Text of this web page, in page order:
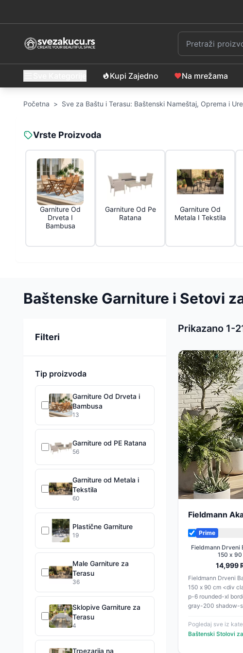
Kupi Zajedno Na mrežama
Početna > Sve za Baštu i Terasu: Baštenski Nameštaj, Oprema i
Vrste Proizvoda
Garniture Od
Drveta I
Bambusa
Garniture Od Pe
Ratana
Garniture Od
Metala I Tekstila
Baštenske Garniture i Setovi
Filteri
Tip proizvoda
Garniture Od Drveta i
Bambusa
13
Garniture od PE Ratana
56
Garniture od Metala i
Tekstila
60
Plastične Garniture
19
Male Garniture za
Terasu
36
Sklopive Garniture za
Terasu
4
Trpezarija na
Prikazano 1-
Sortiranje
Fieldmann
Prime
Fieldmann Drveni
150 x 90
14,999
Fieldmann Drveni
150 x 90 cm <div
p-6 rounded-xl
gray-200 shadow-
text-gray-900 mb-4
border-gray-100
Pogledaj sve iz
Baštenski Stolovi